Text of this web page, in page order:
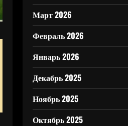
Март 2026
Февраль 2026
Январь 2026
Декабрь 2025
Ноябрь 2025
Октябрь 2025